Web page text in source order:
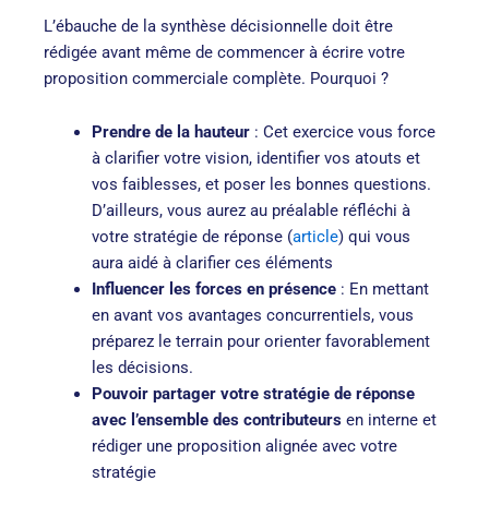
L’ébauche de la synthèse décisionnelle doit être
rédigée avant même de commencer à écrire votre
proposition commerciale complète. Pourquoi ?
Prendre de la hauteur: Cet exercice vous force
à clarifier votre vision, identifier vos atouts et
vos faiblesses, et poser les bonnes questions.
D’ailleurs, vous aurez au préalable réfléchi à
votre stratégie de réponse (article) qui vous
aura aidé à clarifier ces éléments
Influencer les forces en présence: En mettant
en avant vos avantages concurrentiels, vous
préparez le terrain pour orienter favorablement
les décisions.
Pouvoir partager votre stratégie de réponse
avec l’ensemble des contributeursen interne et
rédiger une proposition alignée avec votre
stratégie